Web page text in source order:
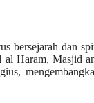
bersejarah dan
Haram, Masjid